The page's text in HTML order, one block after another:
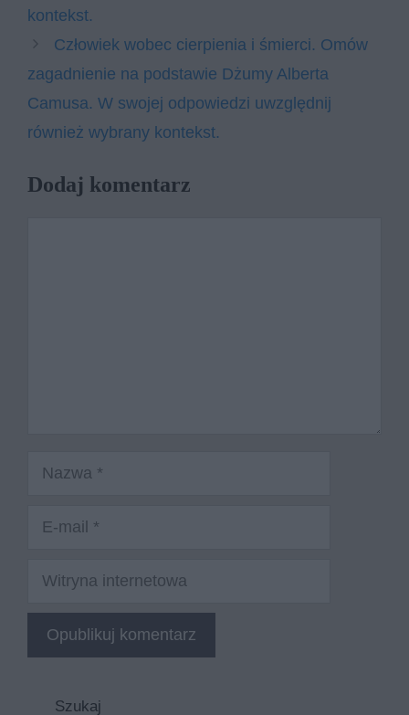
kontekst.
Człowiek wobec cierpienia i śmierci. Omów
zagadnienie na podstawie Dżumy Alberta
Camusa. W swojej odpowiedzi uwzględnij
również wybrany kontekst.
Dodaj komentarz
Witryna
internetowa
Szukaj